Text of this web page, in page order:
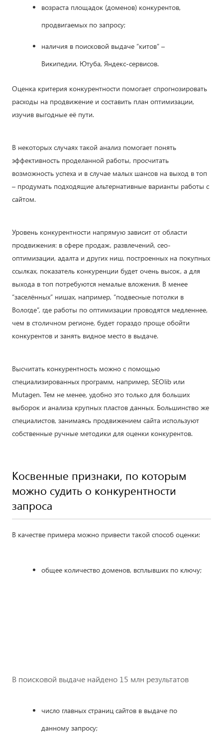
возраста площадок (доменов) конкурентов,
продвигаемых по запросу;
наличия в поисковой выдаче “китов” –
Википедии, Ютуба, Яндекс-сервисов.
Оценка критерия конкурентности помогает спрогнозировать
расходы на продвижение и составить план оптимизации,
изучив выгодные её пути.
В некоторых случаях такой анализ помогает понять
эффективность проделанной работы, просчитать
возможность успеха и в случае малых шансов на выход в топ
– продумать подходящие альтернативные варианты работы с
сайтом.
Уровень конкурентности напрямую зависит от области
продвижения: в сфере продаж, развлечений, сео-
оптимизации, адалта и других ниш, построенных на покупных
ссылках, показатель конкуренции будет очень высок, а для
выхода в топ потребуются немалые вложения. В менее
“заселённых” нишах, например, “подвесные потолки в
Вологде”, где работы по оптимизации проводятся медленнее,
чем в столичном регионе, будет гораздо проще обойти
конкурентов и занять видное место в выдаче.
Высчитать конкурентность можно с помощью
специализированных программ, например, SEOlib или
Mutagen. Тем не менее, удобно это только для больших
выборок и анализа крупных пластов данных. Большинство же
специалистов, занимаясь продвижением сайта используют
собственные ручные методики для оценки конкурентов.
Косвенные признаки, по которым
можно судить о конкурентности
запроса
В качестве примера можно привести такой способ оценки:
общее количество доменов, всплывших по ключу;
В поисковой выдаче найдено 15 млн результатов
число главных страниц сайтов в выдаче по
данному запросу;